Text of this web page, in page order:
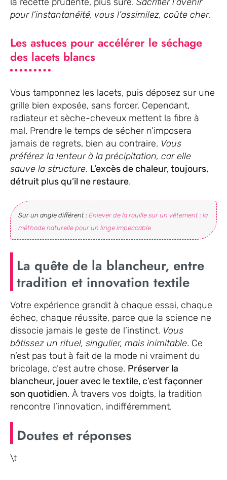
pour l’instantanéité, vous l’assimilez, coûte cher.
Les astuces pour accélérer le séchage
des lacets blancs
Vous tamponnez les lacets, puis déposez sur une
grille bien exposée, sans forcer. Cependant,
radiateur et sèche-cheveux mettent la fibre à
mal. Prendre le temps de sécher n’imposera
jamais de regrets, bien au contraire. Vous
préférez la lenteur à la précipitation, car elle
sauve la structure. L’excès de chaleur, toujours,
détruit plus qu’il ne restaure.
Sur un angle différent : Enlever de la rouille sur un vêtement : la
méthode naturelle pour un linge impeccable
La quête de la blancheur, entre
tradition et innovation textile
Votre expérience grandit à chaque essai, chaque
échec, chaque réussite, parce que la science ne
dissocie jamais le geste de l’instinct. Vous
bâtissez un rituel, singulier, mais inimitable. Ce
n’est pas tout à fait de la mode ni vraiment du
bricolage, c’est autre chose. Préserver la
blancheur, jouer avec le textile, c’est façonner
son quotidien. À travers vos doigts, la tradition
rencontre l’innovation, indifféremment.
Doutes et réponses
\t